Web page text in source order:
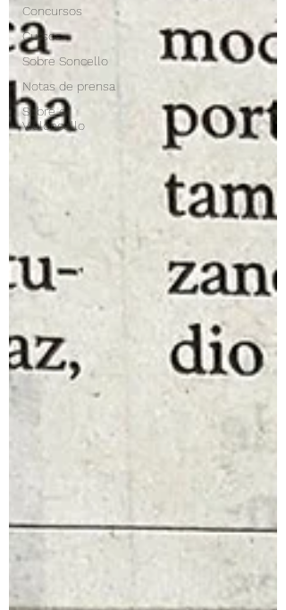
Concursos
Cursos
Sobre Soncello
Notas de prensa
Sobre el
Violoncello